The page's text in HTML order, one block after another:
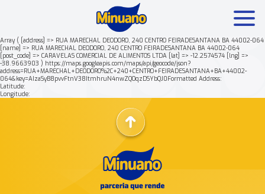
Array ( [address] => RUA MARECHAL DEODORO, 240 CENTRO FEIRADESANTANA BA 44002-064
[name] => RUA MARECHAL DEODORO, 240 CENTRO FEIRADESANTANA BA 44002-064
[post_code] => CARAVELAS COMERCIAL DE ALIMENTOS LTDA [lat] => -12.2574574 [lng] =>
-38.9663903 ) https://maps.googleapis.com/maps/api/geocode/json?
address=RUA+MARECHAL+DEODORO%2C+240+CENTRO+FEIRADESANTANA+BA+44002-
064&key=AIzaSyB8pvvFtnV38ItmhruN4nwZQOqzDSYbQJ0Formatted Address:
Latitude:
Longitude:
Mais buscados: Produtos Minuano Rende +
Nossa história